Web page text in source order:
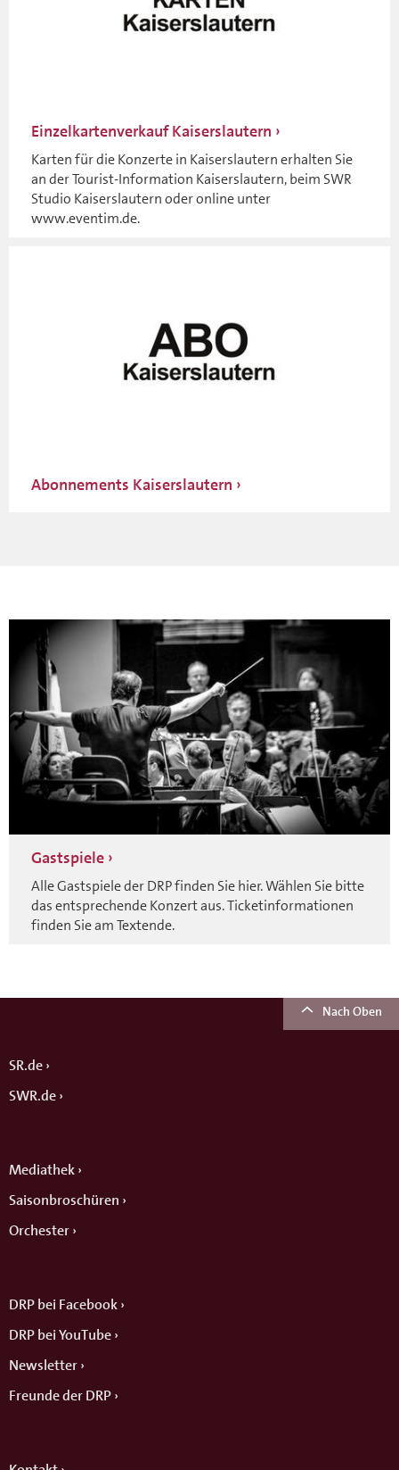
Einzelkartenverkauf Kaiserslautern
Karten für die Konzerte in Kaiserslautern erhalten Sie
an der Tourist-Information Kaiserslautern, beim SWR
Studio Kaiserslautern oder online unter
www.eventim.de.
Abonnements Kaiserslautern
Gastspiele
Alle Gastspiele der DRP finden Sie hier. Wählen Sie bitte
das entsprechende Konzert aus. Ticketinformationen
finden Sie am Textende.
Nach Oben
SR.de
SWR.de
Mediathek
Saisonbroschüren
Orchester
DRP bei Facebook
DRP bei YouTube
Newsletter
Freunde der DRP